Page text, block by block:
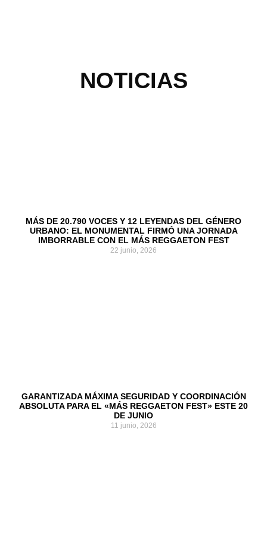
NOTICIAS
MÁS DE 20.790 VOCES Y 12 LEYENDAS DEL GÉNERO
URBANO: EL MONUMENTAL FIRMÓ UNA JORNADA
IMBORRABLE CON EL MÁS REGGAETON FEST
22 junio, 2026
GARANTIZADA MÁXIMA SEGURIDAD Y COORDINACIÓN
ABSOLUTA PARA EL «MÁS REGGAETON FEST» ESTE 20
DE JUNIO
11 junio, 2026